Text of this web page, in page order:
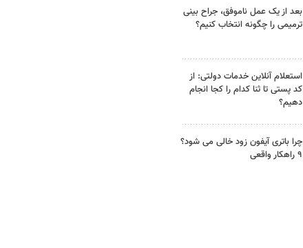
بعد از یک عمل ناموفق، جراح بینی
ترمیمی را چگونه انتخاب کنیم؟
استعلام آنلاین خدمات دولتی: از
کد پستی تا ثنا کدام را کجا انجام
دهیم؟
چرا باتری آیفون زود خالی می شود؟
۹ راهکار واقعی